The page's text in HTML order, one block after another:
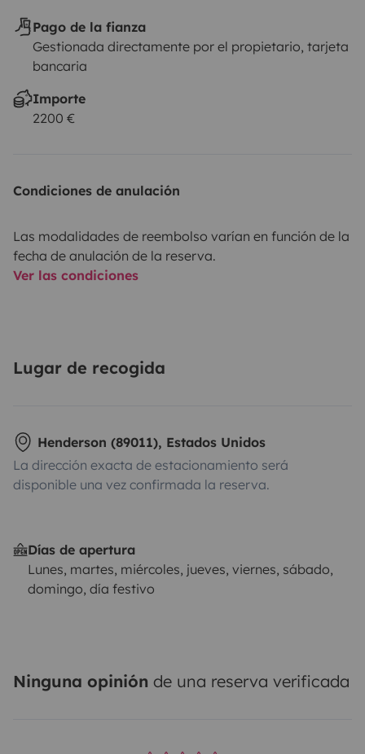
Pago de la fianza
Gestionada directamente por el propietario, tarjeta
bancaria
Importe
2200 €
Condiciones de anulación
Las modalidades de reembolso varían en función de la
fecha de anulación de la reserva.
Ver las condiciones
Lugar de recogida
Henderson (89011), Estados Unidos
La dirección exacta de estacionamiento será
disponible una vez confirmada la reserva.
Días de apertura
Lunes, martes, miércoles, jueves, viernes, sábado,
domingo, día festivo
Ninguna opinión de una reserva verificada